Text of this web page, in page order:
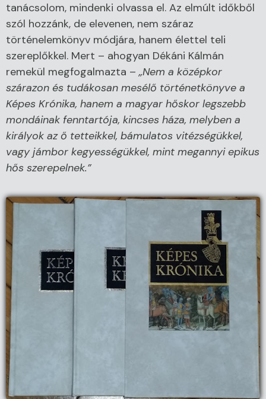
tanácsolom, mindenki olvassa el. Az elmúlt időkből
szól hozzánk, de elevenen, nem száraz
történelemkönyv módjára, hanem élettel teli
szereplőkkel. Mert – ahogyan Dékáni Kálmán
remekül megfogalmazta –„Nem a középkor
szárazon és tudákosan mesélő történetkönyve a
Képes Krónika, hanem a magyar hőskor legszebb
mondáinak fenntartója, kincses háza, melyben a
királyok az ő tetteikkel, bámulatos vitézségükkel,
vagy jámbor kegyességükkel, mint megannyi epikus
hős szerepelnek.”